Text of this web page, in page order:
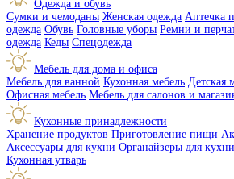
Одежда и обувь
Сумки и чемоданы Женская одежда Аптечка
одежда Обувь Головные уборы Ремни и
одежда Кеды Спецодежда
Мебель для дома и офиса
Мебель для ванной Кухонная мебель Детская
Офисная мебель Мебель для салонов и
Кухонные принадлежности
Хранение продуктов Приготовление пищи
Аксессуары для кухни Органайзеры для кухни
Кухонная утварь